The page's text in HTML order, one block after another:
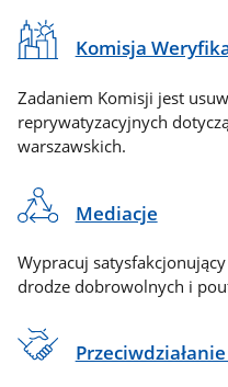
Komisja
Zadaniem Komisji jest
reprywatyzacyjnych
warszawskich.
Mediacje
Wypracuj
drodze dobrowolnych i